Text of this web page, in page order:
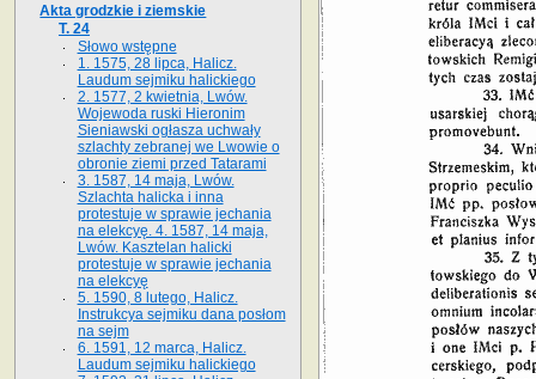
Akta grodzkie i ziemskie
T. 24
Słowo wstępne
1. 1575, 28 lipca, Halicz.
Laudum sejmiku halickiego
2. 1577, 2 kwietnia, Lwów.
Wojewoda ruski Hieronim
Sieniawski ogłasza uchwały
szlachty zebranej we Lwowie o
obronie ziemi przed Tatarami
3. 1587, 14 maja, Lwów.
Szlachta halicka i inna
protestuje w sprawie jechania
na elekcyę. 4. 1587, 14 maja,
Lwów. Kasztelan halicki
protestuje w sprawie jechania
na elekcyę
5. 1590, 8 lutego, Halicz.
Instrukcya sejmiku dana posłom
na sejm
6. 1591, 12 marca, Halicz.
Laudum sejmiku halickiego